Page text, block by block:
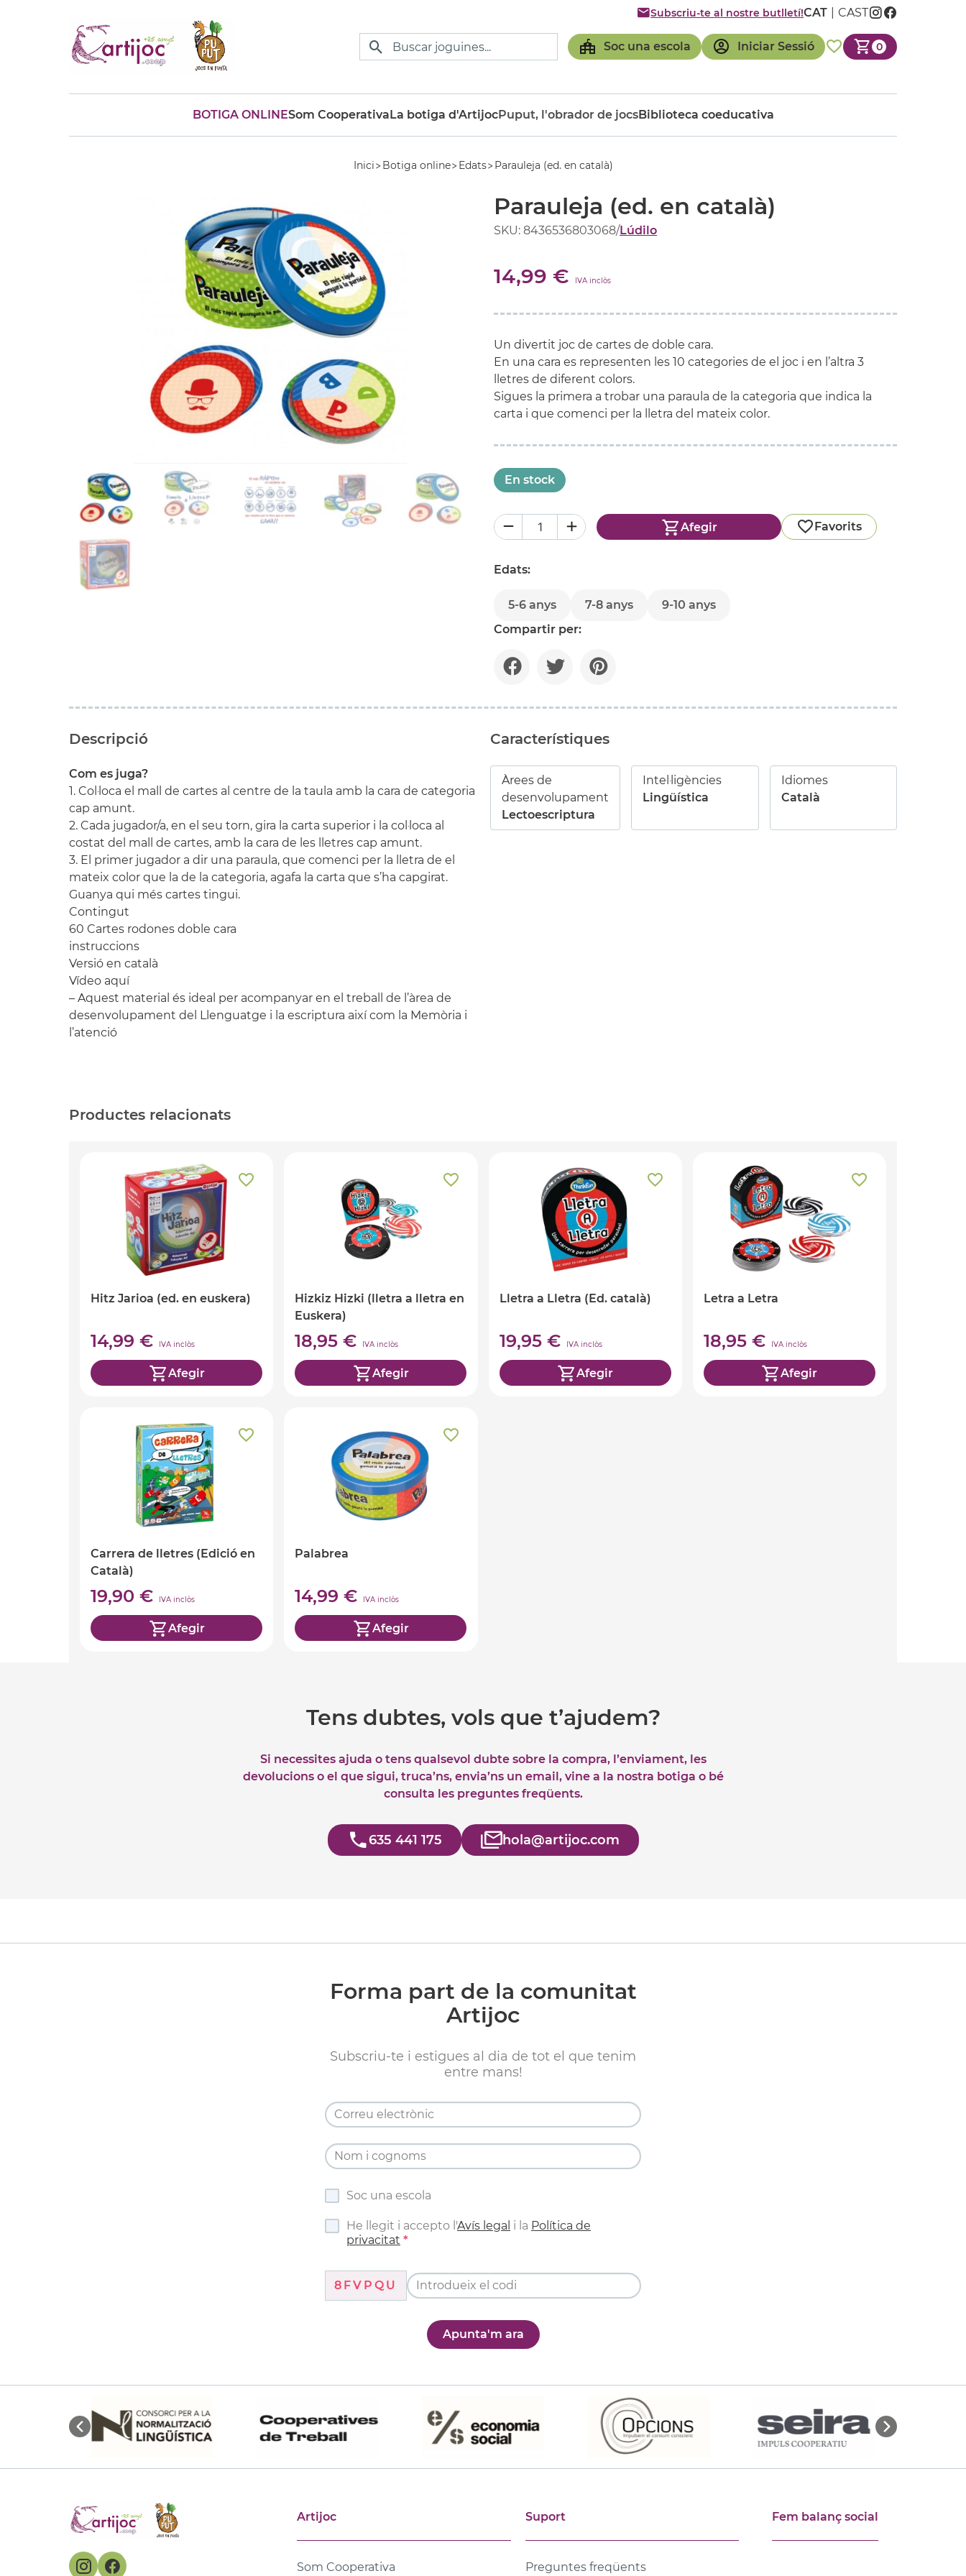
Soc una escola Iniciar Sessió 0
Subscriu-te al nostre butlletí!CAT CAST
BOTIGA ONLINESom CooperativaLa botiga d'ArtijocPuput, l'obrador de jocsBiblioteca coeducativa
Inici Botiga online Edats Parauleja (ed. en català)
Parauleja (ed. en català)
SKU: 8436536803068/Lúdilo
14,99 € IVA inclòs
Un divertit joc de cartes de doble cara.
En una cara es representen les 10 categories de el joc i en l’altra 3
lletres de diferent colors.
Sigues la primera a trobar una paraula de la categoria que indica la
carta i que comenci per la lletra del mateix color.
En stock
Afegir Favorits
Edats:
5-6 anys 7-8 anys
9-10 anys
Compartir per:
Descripció
Com es juga?
1. Col·loca el mall de cartes al centre de la taula amb la cara de categoria
cap amunt.
2. Cada jugador/a, en el seu torn, gira la carta superior i la col·loca al
costat del mall de cartes, amb la cara de les lletres cap amunt.
3. El primer jugador a dir una paraula, que comenci per la lletra de el
mateix color que la de la categoria, agafa la carta que s’ha capgirat.
Guanya qui més cartes tingui.
Contingut
60 Cartes rodones doble cara
instruccions
Versió en català
Vídeo aquí
– Aquest material és ideal per acompanyar en el treball de l’àrea de
desenvolupament del Llenguatge i la escriptura així com la Memòria i
l’atenció
Característiques
Àrees de
desenvolupament
Lectoescriptura
Intel·ligències
Lingüística
Idiomes
Català
Productes relacionats
Hitz Jarioa (ed. en euskera)
14,99 € IVA inclòs
Afegir
Hizkiz Hizki (lletra a lletra en
Euskera)
18,95 € IVA inclòs
Afegir
Lletra a Lletra (Ed. català)
19,95 € IVA inclòs
Afegir
Letra a Letra
18,95 € IVA inclòs
Afegir
Carrera de lletres (Edició en
Català)
19,90 € IVA inclòs
Afegir
Palabrea
14,99 € IVA inclòs
Afegir
Tens dubtes, vols que t’ajudem?
Si necessites ajuda o tens qualsevol dubte sobre la compra, l’enviament, les
devolucions o el que sigui, truca’ns, envia’ns un email, vine a la nostra botiga o bé
consulta les preguntes freqüents.
635 441 175 hola@artijoc.com
Forma part de la comunitat
Artijoc
Subscriu-te i estigues al dia de tot el que tenim
entre mans!
Soc una escola
He llegit i accepto l'Avís legal i la Política de
privacitat
8FVPQU
Apunta'm ara
Artijoc
Som Cooperativa
Suport
Preguntes freqüents
Fem balanç social